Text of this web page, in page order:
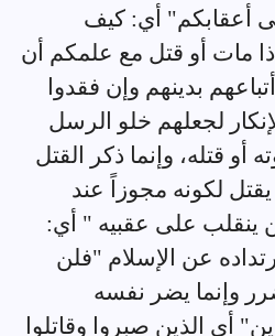
أعقابكم" أي: كيف
مات أو قتل مع علمكم أن
بدينهم وإن فقدوا
لجعلهم خلو الرسل
أو قتله، وإنما ذكر القتل
لكونه مجوزاً عند
ينقلب على عقبيه " أي:
عن الإسلام "فلن
وإنما يضر نفسه
أي الذين صبروا وقاتلوا